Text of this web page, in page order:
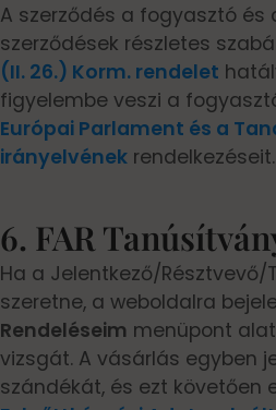
A szerződés a fogyasztó és
szerződések részletes
(II. 26.) Korm. rendelet
figyelembe veszi a
Európai Parlament és a
irányelvének rendelkezéseit.
6. FAR
Ha a Jelentkező/
szeretne, a weboldalra
Rendeléseim menüpont
vizsgát. A vásárlás egyben
szándékát, és ezt követően